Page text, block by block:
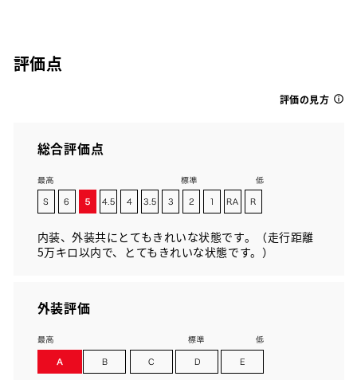
評価点
評価の見方
総合評価点
内装、外装共にとてもきれいな状態です。（走行距離
5万キロ以内で、とてもきれいな状態です。）
外装評価